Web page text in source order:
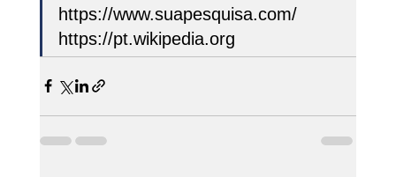
https://www.suapesquisa.com/
https://pt.wikipedia.org